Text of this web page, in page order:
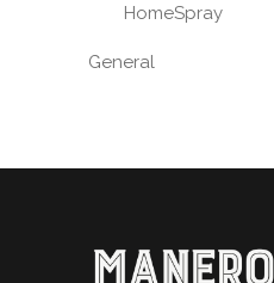
HomeSpray
General